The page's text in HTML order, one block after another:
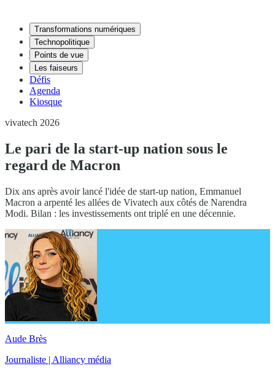
Transformations numériques
Technopolitique
Points de vue
Les faiseurs
Défis
Agenda
Kiosque
vivatech 2026
Le pari de la start-up nation sous le
regard de Macron
Dix ans après avoir lancé l'idée de start-up nation, Emmanuel
Macron a arpenté les allées de Vivatech aux côtés de Narendra
Modi. Bilan : les investissements ont triplé en une décennie.
Aude Brès
Journaliste | Alliancy média